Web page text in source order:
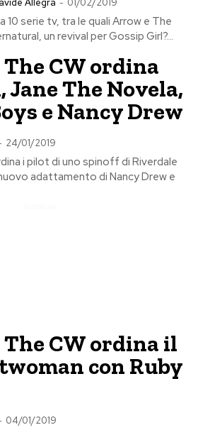
Allegra - 01/02/2019
10 serie tv, tra le quali Arrow e The
un revival per Gossip Girl?...
The CW ordina
Jane The Novela,
e Nancy Drew
24/01/2019
i pilot di uno spinoff di Riverdale
adattamento di Nancy Drew e
The CW ordina il
con Ruby
04/01/2019